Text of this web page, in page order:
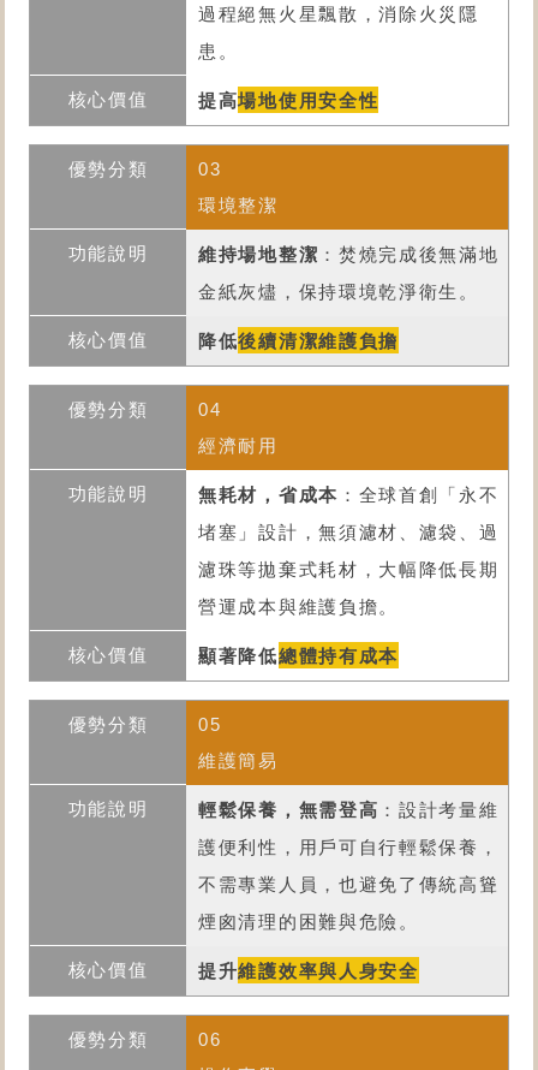
過程絕無火星飄散，消除火災隱
患。
提高場地使用安全性
03
環境整潔
維持場地整潔 ：焚燒完成後無滿地
金紙灰燼，保持環境乾淨衛生。
降低後續清潔維護負擔
04
經濟耐用
無耗材，省成本 ：全球首創「永不
堵塞」設計，無須濾材、濾袋、過
濾珠等拋棄式耗材，大幅降低長期
營運成本與維護負擔。
顯著降低總體持有成本
05
維護簡易
輕鬆保養，無需登高 ：設計考量維
護便利性，用戶可自行輕鬆保養，
不需專業人員，也避免了傳統高聳
煙囪清理的困難與危險。
提升維護效率與人身安全
06